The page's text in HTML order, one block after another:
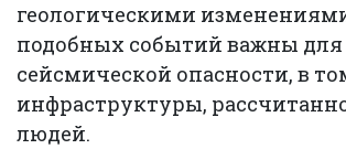
геологическими
подобных событий важны
сейсмической опасности, в
инфраструктуры,
людей.